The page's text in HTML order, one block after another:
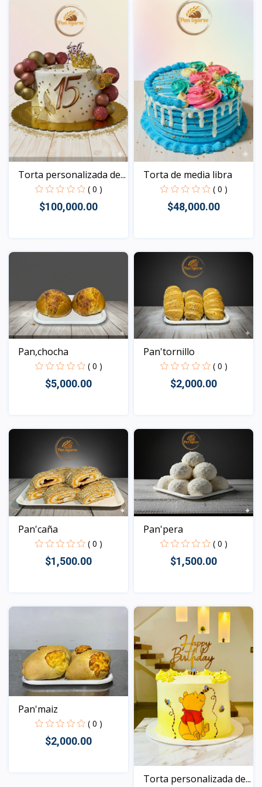
Torta personalizada de...
( 0 )
$100,000.00
Vista
Torta de media libra
( 0 )
$48,000.00
Vista
Pan,chocha
( 0 )
$5,000.00
Vista
Pan'tornillo
( 0 )
$2,000.00
Vista
Pan'caña
( 0 )
$1,500.00
Vista
Pan'pera
( 0 )
$1,500.00
Vista
Pan'maiz
( 0 )
$2,000.00
Torta personalizada de...